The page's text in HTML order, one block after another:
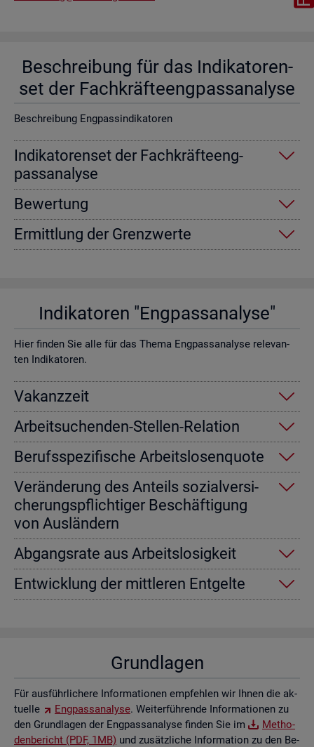
Be­schrei­bung für das In­di­ka­to­ren­
set der Fach­kräf­te­eng­pass­ana­ly­se
Be­schrei­bung Eng­pas­sin­di­ka­to­ren
In­di­ka­to­ren­set der Fach­kräf­te­eng­
pass­ana­ly­se
Be­wer­tung
Er­mitt­lung der Grenz­wer­te
In­di­ka­to­ren "Eng­pass­ana­ly­se"
Hier fin­den Sie alle für das Thema Eng­pass­ana­ly­se re­le­van­
ten In­di­ka­to­ren.
Va­kanz­zeit
Ar­beit­su­chen­den-Stel­len-Re­la­ti­on
Be­rufs­spe­zi­fi­sche Ar­beits­lo­sen­quo­te
Ver­än­de­rung des An­teils so­zi­al­ver­si­
che­rungs­pflich­ti­ger Be­schäf­ti­gung
von Aus­län­dern
Ab­gangs­ra­te aus Ar­beits­lo­sig­keit
Ent­wick­lung der mitt­le­ren Ent­gel­te
Grund­la­gen
Für aus­führ­li­che­re In­for­ma­tio­nen emp­feh­len wir Ihnen die ak­
tu­el­le
Eng­pass­ana­ly­se. Wei­ter­füh­ren­de In­for­ma­tio­nen zu
den Grund­la­gen der Eng­pass­ana­ly­se fin­den Sie im
Me­tho­
den­be­richt (PDF, 1MB) und zu­sätz­li­che In­for­ma­ti­on zu den Be­